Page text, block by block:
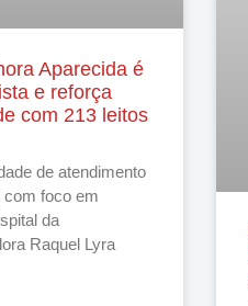
Aparecida é
e reforça
com 213 leitos
de atendimento
com foco em
da
Raquel Lyra